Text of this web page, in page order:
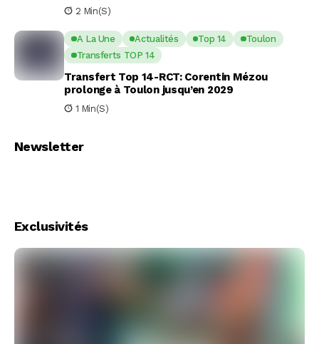
2 Min(s)
A La Une Actualités Top 14
Toulon
Transferts TOP 14
Transfert Top 14-RCT: Corentin Mézou
prolonge à Toulon jusqu’en 2029
1 Min(s)
Newsletter
Exclusivités